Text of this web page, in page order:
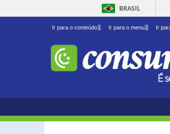
BRASIL
Ir para o conteúdo1 Ir para o menu2 Ir